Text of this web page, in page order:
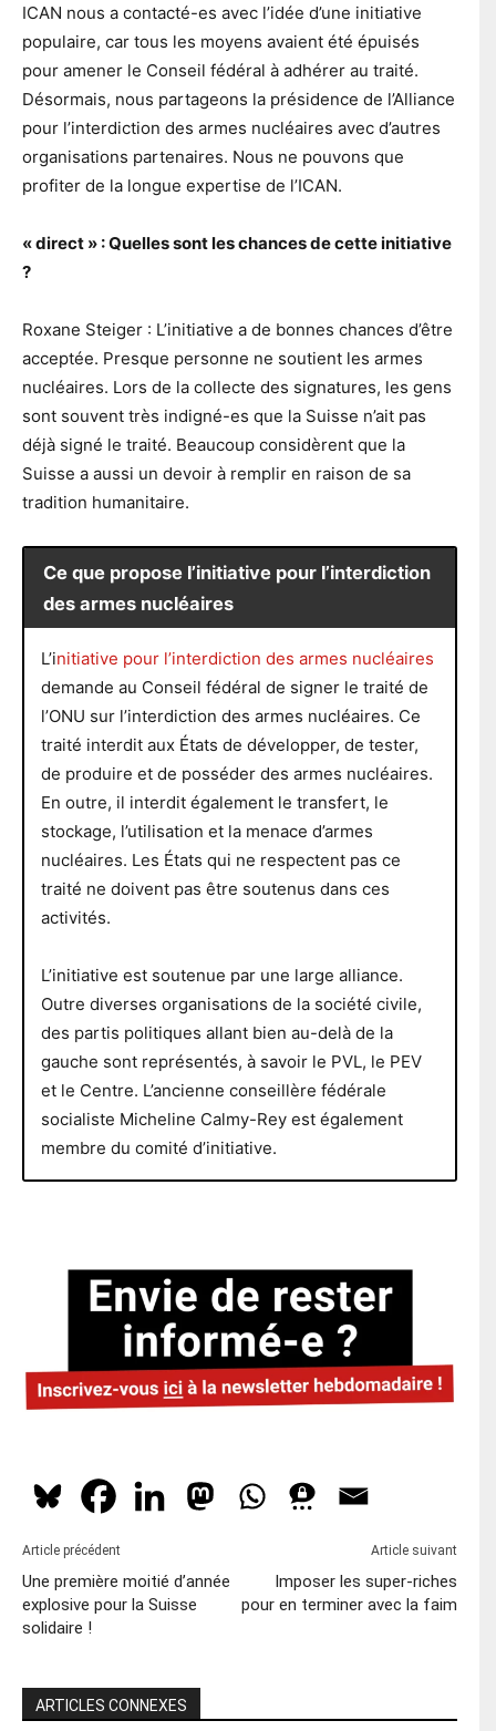
ICAN nous a contacté-es avec l’idée d’une initiative
populaire, car tous les moyens avaient été épuisés
pour amener le Conseil fédéral à adhérer au traité.
Désormais, nous partageons la présidence de l’Alliance
pour l’interdiction des armes nucléaires avec d’autres
organisations partenaires. Nous ne pouvons que
profiter de la longue expertise de l’ICAN.
« direct » : Quelles sont les chances de cette initiative
?
Roxane Steiger : L’initiative a de bonnes chances d’être
acceptée. Presque personne ne soutient les armes
nucléaires. Lors de la collecte des signatures, les gens
sont souvent très indigné-es que la Suisse n’ait pas
déjà signé le traité. Beaucoup considèrent que la
Suisse a aussi un devoir à remplir en raison de sa
tradition humanitaire.
Ce que propose l’initiative pour l’interdiction
des armes nucléaires
L’initiative pour l’interdiction des armes nucléaires
demande au Conseil fédéral de signer le traité de
l’ONU sur l’interdiction des armes nucléaires. Ce
traité interdit aux États de développer, de tester,
de produire et de posséder des armes nucléaires.
En outre, il interdit également le transfert, le
stockage, l’utilisation et la menace d’armes
nucléaires. Les États qui ne respectent pas ce
traité ne doivent pas être soutenus dans ces
activités.
L’initiative est soutenue par une large alliance.
Outre diverses organisations de la société civile,
des partis politiques allant bien au-delà de la
gauche sont représentés, à savoir le PVL, le PEV
et le Centre. L’ancienne conseillère fédérale
socialiste Micheline Calmy-Rey est également
membre du comité d’initiative.
Article précédent
Une première moitié d’année
explosive pour la Suisse
solidaire !
Article suivant
Imposer les super-riches
pour en terminer avec la faim
ARTICLES CONNEXES